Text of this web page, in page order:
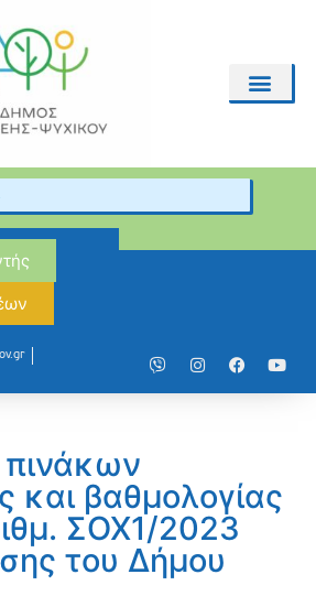
και βαθμολογίας
ΣΟΧ1/2023
του Δήμου